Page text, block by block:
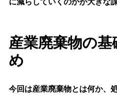
に減らしていくのかが大きな
産業廃棄物の基
め
今回は産業廃棄物とは何か、